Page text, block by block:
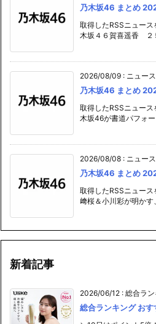
乃木坂46 まとめ
取得したRSSニュース
木坂４６賀喜遥香 ２
2026/08/09 : ニュー
乃木坂46 まとめ
取得したRSSニュース
木坂46が書道パフォー
2026/08/08 : ニュー
乃木坂46 まとめ
取得したRSSニュース
﨑桜＆小川彩が明かす
新着記事
2026/06/12 : 総合ラ
総合ランキング お